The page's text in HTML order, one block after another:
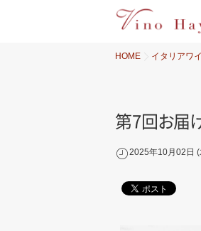
HOME イタリアワ
第7回 お届
2025年10月02日 (